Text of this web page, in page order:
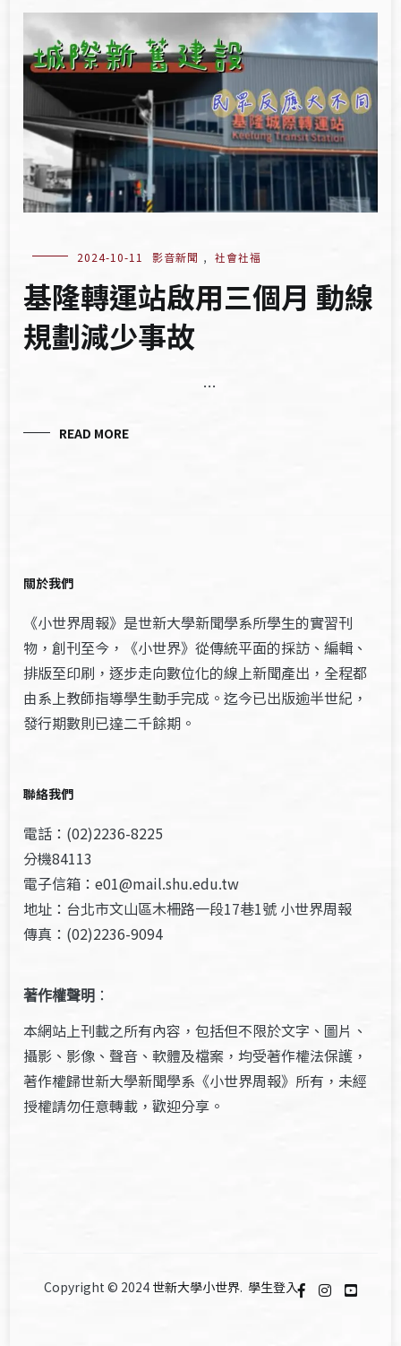
2024-10-11 影音新聞 , 社會社福
基隆轉運站啟用三個月 動線
規劃減少事故
…
READ MORE
關於我們
《小世界周報》是世新大學新聞學系所學生的實習刊
物，創刊至今，《小世界》從傳統平面的採訪、編輯、
排版至印刷，逐步走向數位化的線上新聞產出，全程都
由系上教師指導學生動手完成。迄今已出版逾半世紀，
發行期數則已達二千餘期。
聯絡我們
電話：(02)2236-8225
分機84113
電子信箱：e01@mail.shu.edu.tw
地址：台北市文山區木柵路一段17巷1號 小世界周報
傳真：(02)2236-9094
著作權聲明 ：
本網站上刊載之所有內容，包括但不限於文字、圖片、
攝影、影像、聲音、軟體及檔案，均受著作權法保護，
著作權歸世新大學新聞學系《小世界周報》所有，未經
授權請勿任意轉載，歡迎分享。
Copyright © 2024 世新大學小世界. 學生登入